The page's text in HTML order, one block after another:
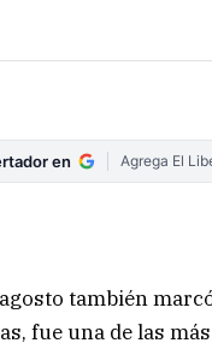
en Agrega El
también
fue una de las